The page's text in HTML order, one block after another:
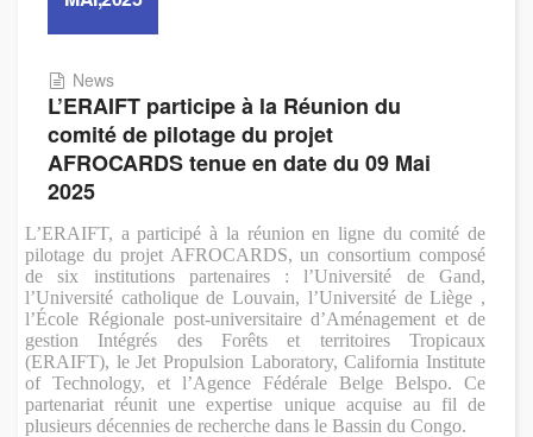
News
L’ERAIFT participe à la Réunion du
comité de pilotage du projet
AFROCARDS tenue en date du 09 Mai
2025
L’ERAIFT, a participé à la réunion en ligne du comité de
pilotage du projet AFROCARDS, un consortium composé
de six institutions partenaires : l’Université de Gand,
l’Université catholique de Louvain, l’Université de Liège ,
l’École Régionale post-universitaire d’Aménagement et de
gestion Intégrés des Forêts et territoires Tropicaux
(ERAIFT), le Jet Propulsion Laboratory, California Institute
of Technology, et l’Agence Fédérale Belge Belspo. Ce
partenariat réunit une expertise unique acquise au fil de
plusieurs décennies de recherche dans le Bassin du Congo.